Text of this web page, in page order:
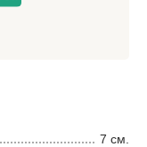
7 см.